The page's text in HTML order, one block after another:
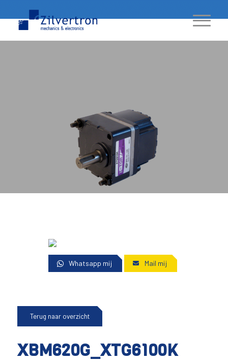
Whatsapp mij Mail mij
Terug naar overzicht
XBM620G_XTG6100K